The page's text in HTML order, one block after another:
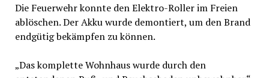
Die Feuerwehr konnte den Elektro-Roller im Freien
ablöschen. Der Akku wurde demontiert, um den Brand
endgütig bekämpfen zu können.
„Das komplette Wohnhaus wurde durch den